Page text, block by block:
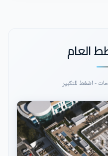
العام
- اضغط للتكبير